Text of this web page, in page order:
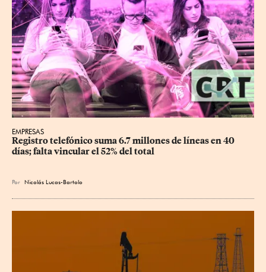
EMPRESAS
Registro telefónico suma 6.7 millones de líneas en 40
días; falta vincular el 52% del total
Por Nicolás Lucas-Bartolo